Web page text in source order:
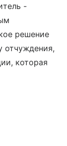
-
решение
отчуждения,
которая